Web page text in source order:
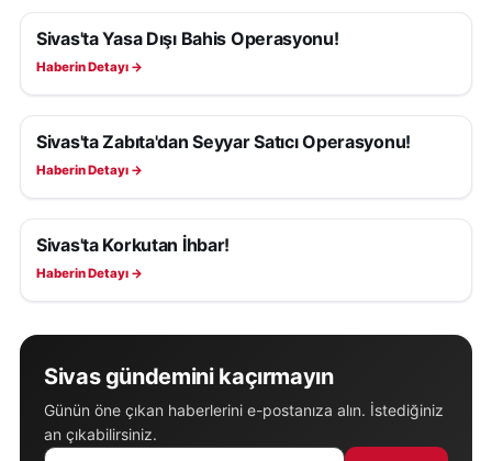
ASAYIŞ
Sivas'ta Yasa Dışı Bahis Operasyonu!
Haberin Detayı →
ASAYIŞ
Sivas'ta Zabıta'dan Seyyar Satıcı Operasyonu!
Haberin Detayı →
ASAYIŞ
Sivas'ta Korkutan İhbar!
Haberin Detayı →
Sivas gündemini kaçırmayın
Günün öne çıkan haberlerini e-postanıza alın. İstediğiniz
an çıkabilirsiniz.